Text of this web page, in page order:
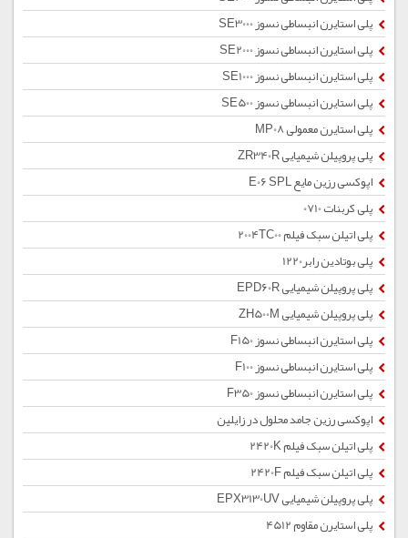
پلی استایرن انبساطی نسوز SE3000
پلی استایرن انبساطی نسوز SE2000
پلی استایرن انبساطی نسوز SE1000
پلی استایرن انبساطی نسوز SE500
پلی استایرن معمولی MP08
پلی پروپیلن شیمیایی ZR340R
اپوکسی رزین مایع E06 SPL
پلی کربنات 0710
پلی اتیلن سبک فیلم 2004TC00
پلی بوتادین رابر1220
پلی پروپیلن شیمیایی EPD60R
پلی پروپیلن شیمیایی ZH500M
پلی استایرن انبساطی نسوز F150
پلی استایرن انبساطی نسوز F100
پلی استایرن انبساطی نسوز F350
اپوکسی رزین جامد محلول در زایلین
پلی اتیلن سبک فیلم 2420K
پلی اتیلن سبک فیلم 2420F
پلی پروپیلن شیمیایی EPX3130UV
پلی استایرن مقاوم 4512